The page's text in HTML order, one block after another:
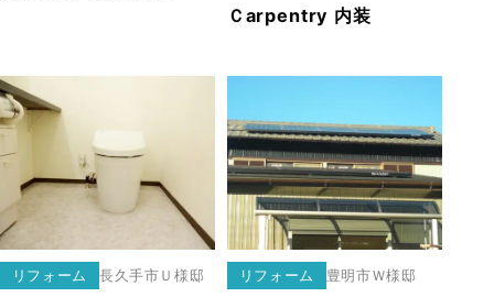
Ｃarpentry 内装
リフォーム 長久手市Ｕ様邸 リフォーム 豊明市Ｗ様邸